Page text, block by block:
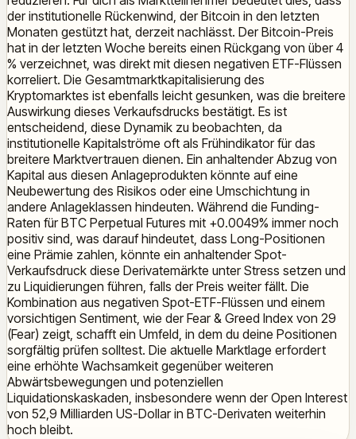
der institutionelle Rückenwind, der Bitcoin in den letzten
Monaten gestützt hat, derzeit nachlässt. Der Bitcoin-Preis
hat in der letzten Woche bereits einen Rückgang von über 4
% verzeichnet, was direkt mit diesen negativen ETF-Flüssen
korreliert. Die Gesamtmarktkapitalisierung des
Kryptomarktes ist ebenfalls leicht gesunken, was die breitere
Auswirkung dieses Verkaufsdrucks bestätigt. Es ist
entscheidend, diese Dynamik zu beobachten, da
institutionelle Kapitalströme oft als Frühindikator für das
breitere Marktvertrauen dienen. Ein anhaltender Abzug von
Kapital aus diesen Anlageprodukten könnte auf eine
Neubewertung des Risikos oder eine Umschichtung in
andere Anlageklassen hindeuten. Während die Funding-
Raten für BTC Perpetual Futures mit +0.0049% immer noch
positiv sind, was darauf hindeutet, dass Long-Positionen
eine Prämie zahlen, könnte ein anhaltender Spot-
Verkaufsdruck diese Derivatemärkte unter Stress setzen und
zu Liquidierungen führen, falls der Preis weiter fällt. Die
Kombination aus negativen Spot-ETF-Flüssen und einem
vorsichtigen Sentiment, wie der Fear & Greed Index von 29
(Fear) zeigt, schafft ein Umfeld, in dem du deine Positionen
sorgfältig prüfen solltest. Die aktuelle Marktlage erfordert
eine erhöhte Wachsamkeit gegenüber weiteren
Abwärtsbewegungen und potenziellen
Liquidationskaskaden, insbesondere wenn der Open Interest
von 52,9 Milliarden US-Dollar in BTC-Derivaten weiterhin
hoch bleibt.